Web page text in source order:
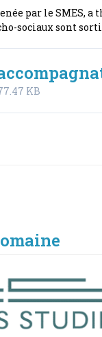
par le SMES,
sociaux sont
KB